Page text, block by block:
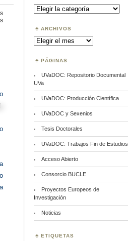
en
Buscar
por
ARCHIVOS
Archivos
PÁGINAS
UVaDOC: Repositorio Documental
UVa
UVaDOC: Producción Científica
UVaDOC y Sexenios
Tesis Doctorales
UVaDOC: Trabajos Fin de Estudios
Acceso Abierto
Consorcio BUCLE
Proyectos Europeos de
Investigación
Noticias
ETIQUETAS